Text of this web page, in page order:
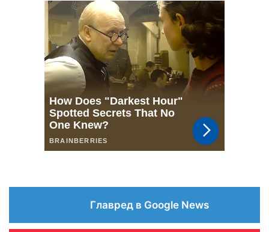
Главред в Google News